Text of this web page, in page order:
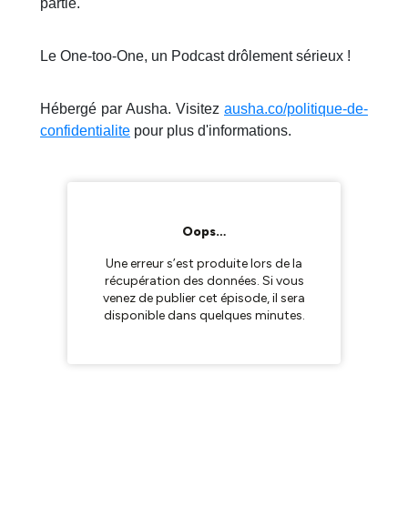
partie.
Le One-too-One, un Podcast drôlement sérieux !
Hébergé par Ausha. Visitez ausha.co/politique-de-
confidentialite pour plus d'informations.